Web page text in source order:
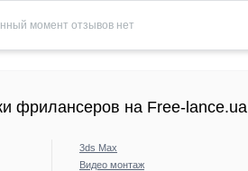
момент отзывов нет
фрилансеров на Free-lance.ua
3ds Max
Видео монтаж